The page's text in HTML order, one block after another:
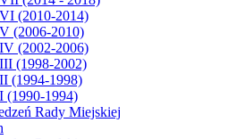
(2010-2014)
(2006-2010)
(2002-2006)
(1998-2002)
(1994-1998)
(1990-1994)
Rady Miejskiej